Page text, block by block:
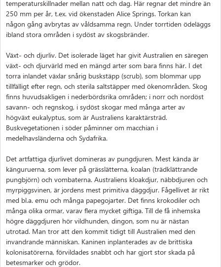
temperaturskillnader mellan natt och dag. Här regnar det mindre än
250 mm per år, t.ex. vid ökenstaden Alice Springs. Torkan kan
någon gång avbrytas av våldsamma regn. Under torrtiden ödeläggs
ibland stora områden i sydöst av skogsbränder.
Växt- och djurliv. Det isolerade läget har givit Australien en säregen
växt- och djurvärld med en mängd arter som bara finns här. I det
torra inlandet växlar snårig buskstäpp (scrub), som blommar upp
tillfälligt efter regn, och sterila saltstäpper med ökenområden. Skog
finns huvudsakligen i nederbördsrika områden; i norr och nordöst
savann- och regnskog, i sydöst skogar med många arter av
högväxt eukalyptus, som är Australiens karaktärsträd.
Buskvegetationen i söder påminner om macchian i
medelhavsländerna och Sydafrika.
Det artfattiga djurlivet domineras av pungdjuren. Mest kända är
känguruerna, som lever på grässlätterna, koalan (trädklättrande
pungbjörn) och vombaterna. Australiens kloakdjur, näbbdjuren och
myrpiggsvinen, är jordens mest primitiva däggdjur. Fågellivet är rikt
med bl.a. emu och många papegojarter. Det finns krokodiler och
många olika ormar, varav flera mycket giftiga. Till de få inhemska
högre däggdjuren hör vildhunden, dingon, som nu är nästan
utrotad. Man tror att den kommit tidigt till Australien med den
invandrande människan. Kaninen inplanterades av de brittiska
kolonisatörerna, förvildades snabbt och har gjort stor skada på
betesmarker och grödor.